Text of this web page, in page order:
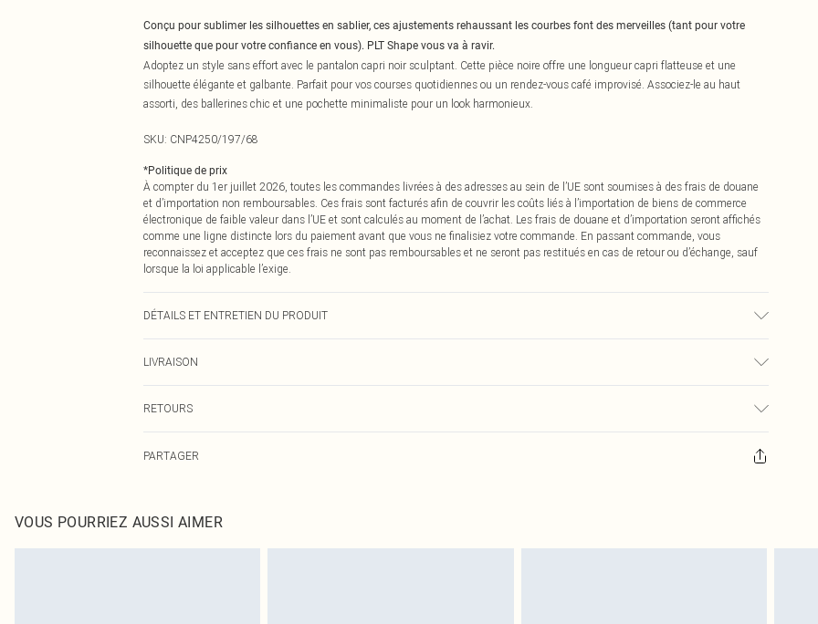
Conçu pour sublimer les silhouettes en sablier, ces ajustements rehaussant les courbes font des merveilles (tant pour votre
silhouette que pour votre confiance en vous). PLT Shape vous va à ravir.
Adoptez un style sans effort avec le pantalon capri noir sculptant. Cette pièce noire offre une longueur capri flatteuse et une
silhouette élégante et galbante. Parfait pour vos courses quotidiennes ou un rendez-vous café improvisé. Associez-le au haut
assorti, des ballerines chic et une pochette minimaliste pour un look harmonieux.
SKU: CNP4250/197/68
*Politique de prix
À compter du 1er juillet 2026, toutes les commandes livrées à des adresses au sein de l’UE sont soumises à des frais de douane
et d’importation non remboursables. Ces frais sont facturés afin de couvrir les coûts liés à l’importation de biens de commerce
électronique de faible valeur dans l’UE et sont calculés au moment de l’achat. Les frais de douane et d’importation seront affichés
comme une ligne distincte lors du paiement avant que vous ne finalisiez votre commande. En passant commande, vous
reconnaissez et acceptez que ces frais ne sont pas remboursables et ne seront pas restitués en cas de retour ou d’échange, sauf
lorsque la loi applicable l’exige.
DÉTAILS ET ENTRETIEN DU PRODUIT
LIVRAISON
€7.99
RETOURS
Veuillez noter que nous ne pouvons pas rembourser les masques tendance, les cosmétiques, les bijoux pour piercings, les jouets
également être essayées en intérieur. Les articles pour la maison, y compris le linge de lit, les matelas, les surmatelas et les
PARTAGER
VOUS POURRIEZ AUSSI AIMER